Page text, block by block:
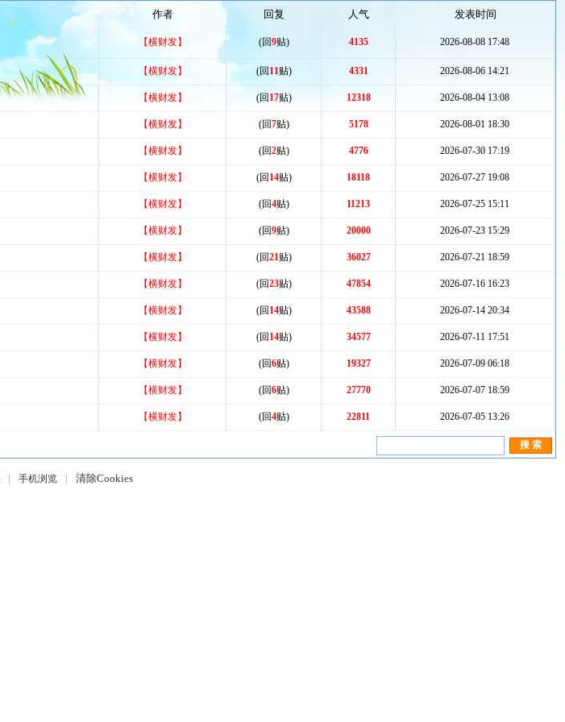
作者 回复 人气 发表时间
【横财发】 (回9贴) 4135 2026-08-08 17:48
【横财发】 (回 11贴) 4331 2026-08-06 14:21
【横财发】 (回 17贴) 12318 2026-08-04 13:08
【横财发】 (回7贴) 5178 2026-08-01 18:30
【横财发】 (回2贴) 4776 2026-07-30 17:19
【横财发】 (回 14贴) 18118 2026-07-27 19:08
【横财发】 (回4贴) 11213 2026-07-25 15:11
【横财发】 (回9贴) 20000 2026-07-23 15:29
【横财发】 (回21贴) 36027 2026-07-21 18:59
【横财发】 (回23贴) 47854 2026-07-16 16:23
【横财发】 (回 14贴) 43588 2026-07-14 20:34
【横财发】 (回 14贴) 34577 2026-07-11 17:51
【横财发】 (回6贴) 19327 2026-07-09 06:18
【横财发】 (回6贴) 27770 2026-07-07 18:59
【横财发】 (回4贴) 22811 2026-07-05 13:26
| 手机浏览 | 清除Cookies